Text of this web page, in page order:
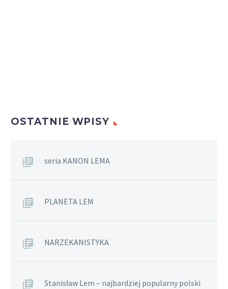
OSTATNIE WPISY
seria KANON LEMA
PLANETA LEM
NARZEKANISTYKA
Stanisław Lem – najbardziej popularny polski